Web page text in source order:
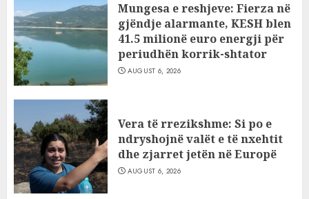
Mungesa e reshjeve: Fierza në
gjëndje alarmante, KESH blen
41.5 milionë euro energji për
periudhën korrik-shtator
AUGUST 6, 2026
Vera të rrezikshme: Si po e
ndryshojnë valët e të nxehtit
dhe zjarret jetën në Europë
AUGUST 6, 2026